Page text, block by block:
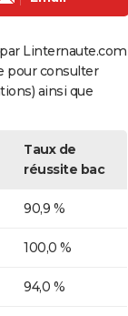
Linternaute.com
pour consulter
ainsi que
Taux de
réussite bac
90,9 %
100,0 %
94,0 %